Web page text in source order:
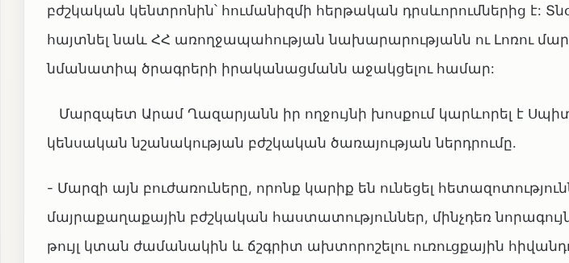
բժշկական կենտրոնին՝ հումանիզմի հերթական դրսևորումներից է:
հայտնել նաև ՀՀ առողջապահության նախարարությանն ու Լոռու
նմանատիպ ծրագրերի իրականացմանն աջակցելու համար:
Մարզպետ Արամ Ղազարյանն իր ողջույնի խոսքում կարևորել է
կենսական նշանակության բժշկական ծառայության ներդրումը.
- Մարզի այն բուժառուները, որոնք կարիք են ունեցել
մայրաքաղաքային բժշկական հաստատություններ, մինչդեռ
թույլ կտան ժամանակին և ճշգրիտ ախտորոշելու ուռուցքային